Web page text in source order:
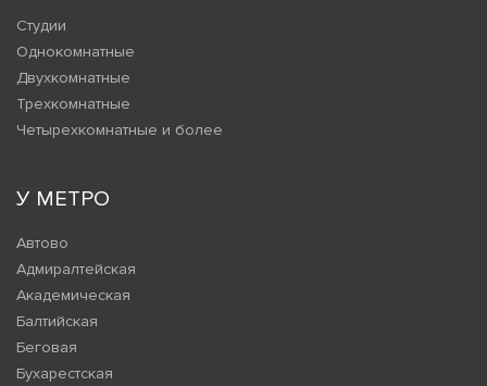
Студии
Однокомнатные
Двухкомнатные
Трехкомнатные
Четырехкомнатные и более
У МЕТРО
Автово
Адмиралтейская
Академическая
Балтийская
Беговая
Бухарестская